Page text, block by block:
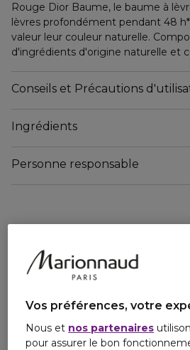
Rouge Dior Baume, le baume à
lèvres profondément pendant 48
valeur leur couleur naturelle.
d'ingrédients d'origine naturelle et
24 h*** de confort et 8 h* d'effet
Ses 3 teintes universelles
illuminant, unifiant ou atténuant
Un baume à lèvres signé des codes
CD argenté et coiffé du motif
16128-2. Les ingrédients restants
performance, sensorialité et
Conseils et Précautions
Ingrédients
Personne responsable
Vos préférences, votre
Nous et nos partenaires
pour assurer le bon